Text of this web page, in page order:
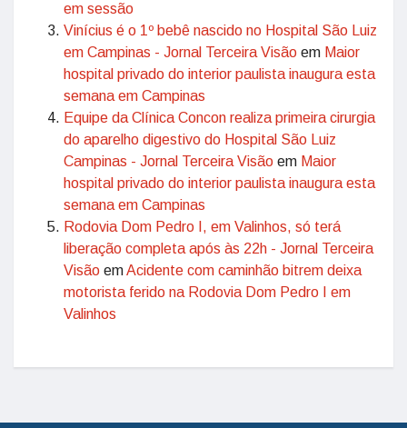
em sessão
Vinícius é o 1º bebê nascido no Hospital São Luiz
em Campinas - Jornal Terceira Visão em Maior
hospital privado do interior paulista inaugura esta
semana em Campinas
Equipe da Clínica Concon realiza primeira cirurgia
do aparelho digestivo do Hospital São Luiz
Campinas - Jornal Terceira Visão em Maior
hospital privado do interior paulista inaugura esta
semana em Campinas
Rodovia Dom Pedro I, em Valinhos, só terá
liberação completa após às 22h - Jornal Terceira
Visão emAcidente com caminhão bitrem deixa
motorista ferido na Rodovia Dom Pedro I em
Valinhos